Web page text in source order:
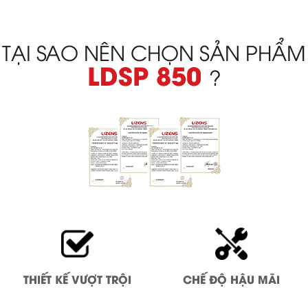
TẠI SAO NÊN CHỌN SẢN PHẨM
LDSP 850?
THIẾT KẾ VƯỢT TRỘI CHẾ ĐỘ HẬU MÃI